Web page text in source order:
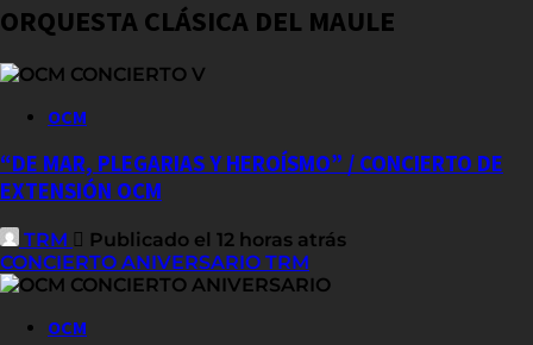
ORQUESTA CLÁSICA DEL MAULE
OCM
“DE MAR, PLEGARIAS Y HEROÍSMO” / CONCIERTO DE
EXTENSIÓN OCM
TRM
Publicado el 12 horas atrás
CONCIERTO ANIVERSARIO TRM
OCM